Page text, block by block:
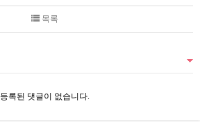
목록
등록된 댓글이 없습니다.